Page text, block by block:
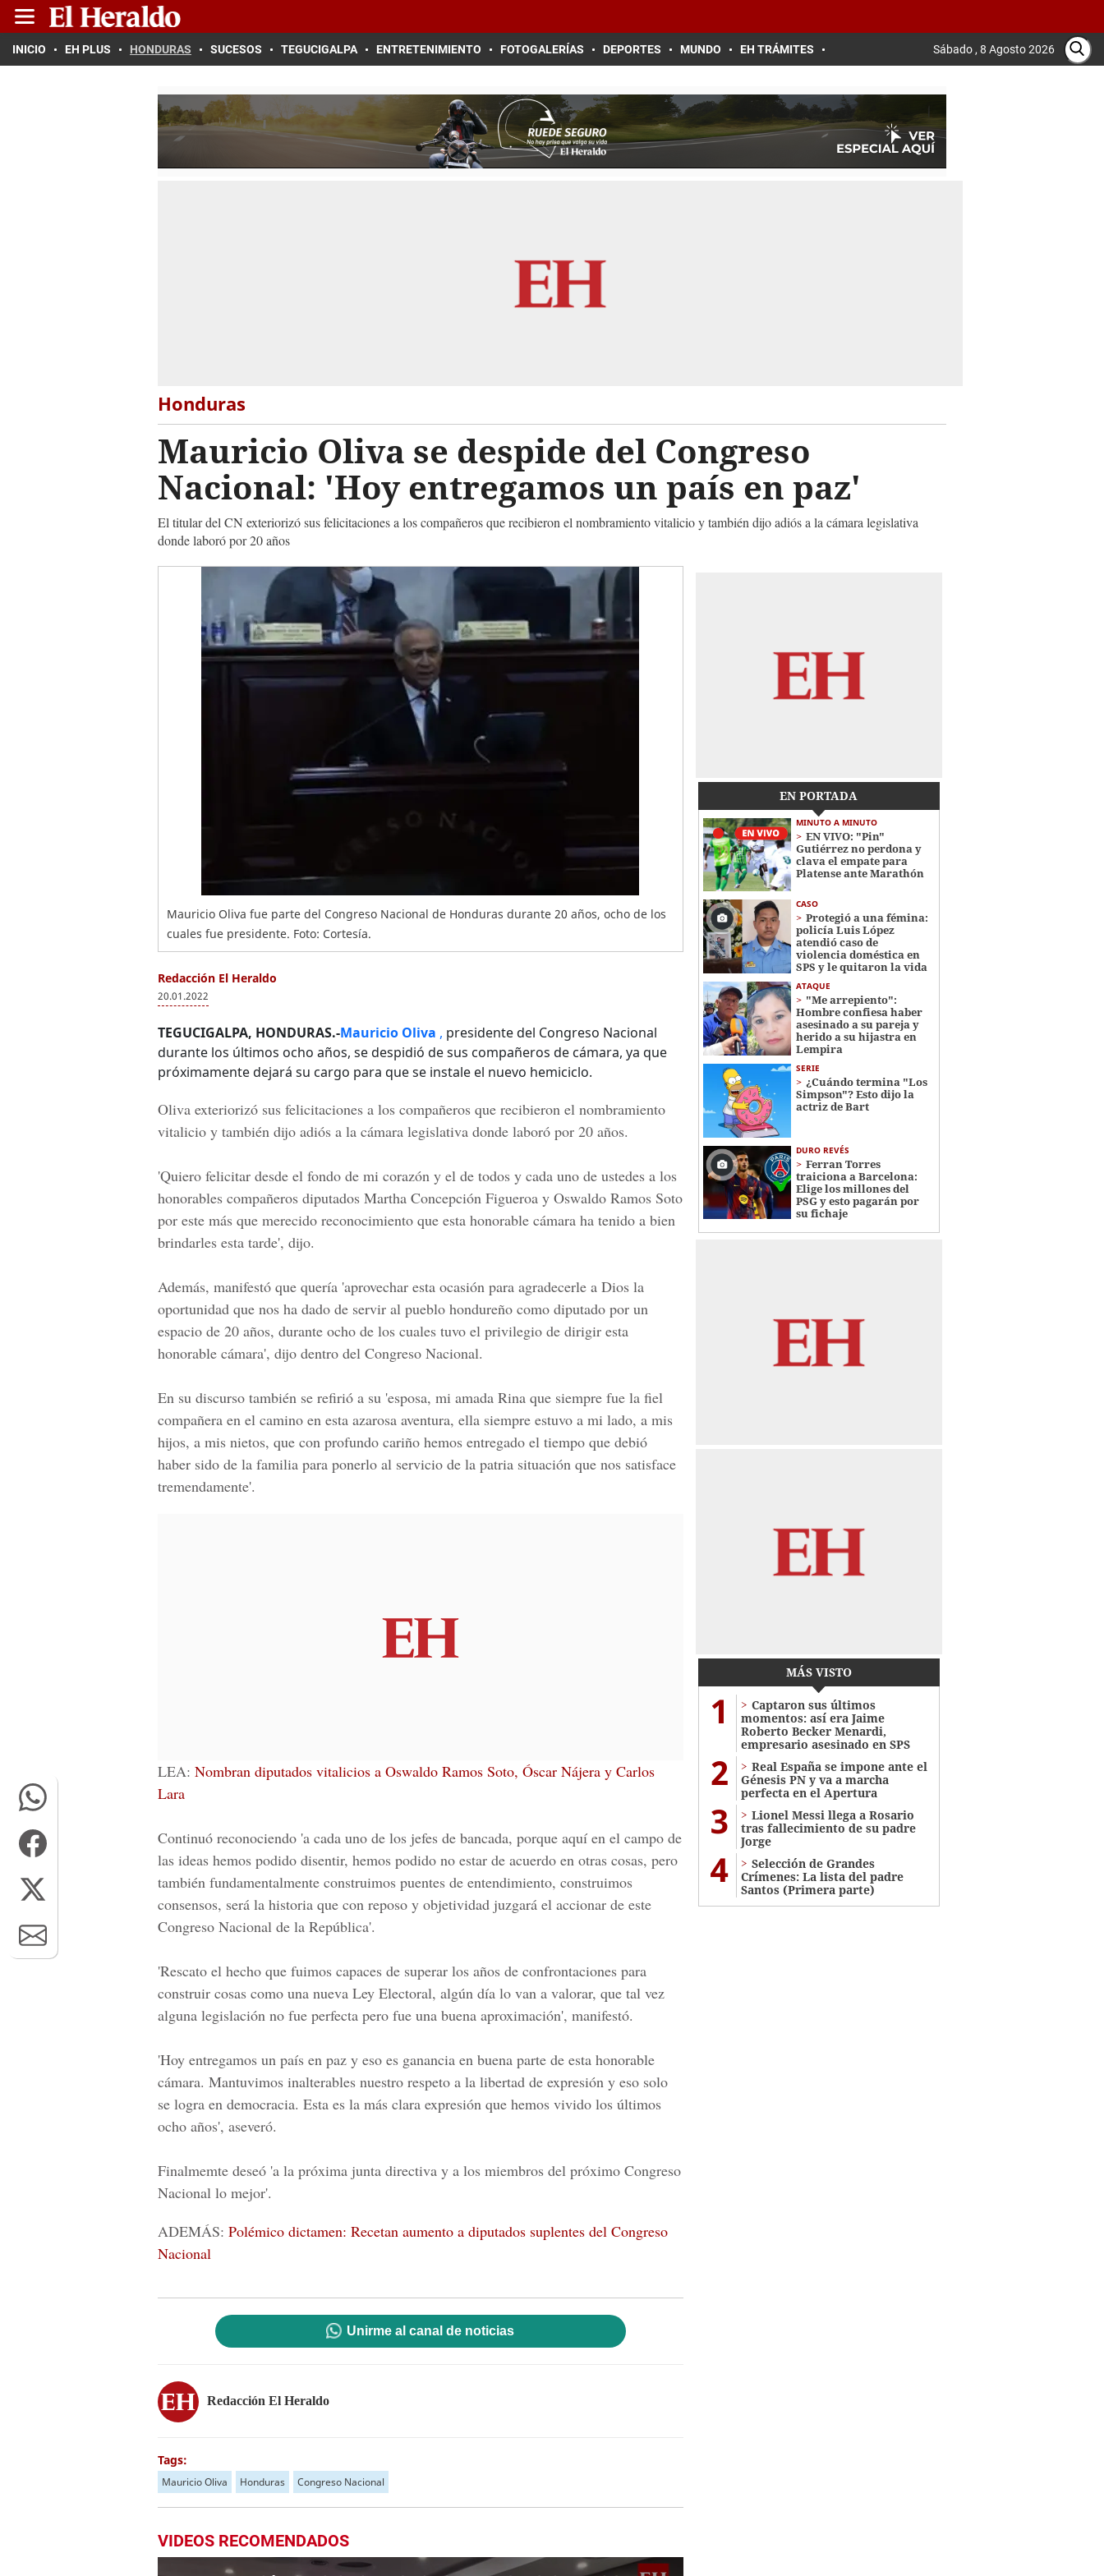
INICIO EH PLUS HONDURAS SUCESOS TEGUCIGALPA ENTRETENIMIENTO FOTOGALERÍAS DEPORTES MUNDO EH TRÁMITES Sábado , 8 Agosto 2026
Honduras
Mauricio Oliva se despide del Congreso
Nacional: 'Hoy entregamos un país en paz'
El titular del CN exteriorizó sus felicitaciones a los compañeros que recibieron el nombramiento vitalicio y también dijo adiós a la cámara legislativa
donde laboró por 20 años
Mauricio Oliva fue parte del Congreso Nacional de Honduras durante 20 años, ocho de los
cuales fue presidente. Foto: Cortesía.
Redacción El Heraldo
20.01.2022
TEGUCIGALPA, HONDURAS.-Mauricio Oliva , presidente del Congreso Nacional
durante los últimos ocho años, se despidió de sus compañeros de cámara, ya que
próximamente dejará su cargo para que se instale el nuevo hemiciclo.
Oliva exteriorizó sus felicitaciones a los compañeros que recibieron el nombramiento
vitalicio y también dijo adiós a la cámara legislativa donde laboró por 20 años.
'Quiero felicitar desde el fondo de mi corazón y el de todos y cada uno de ustedes a los
honorables compañeros diputados Martha Concepción Figueroa y Oswaldo Ramos Soto
por este más que merecido reconocimiento que esta honorable cámara ha tenido a bien
brindarles esta tarde', dijo.
Además, manifestó que quería 'aprovechar esta ocasión para agradecerle a Dios la
oportunidad que nos ha dado de servir al pueblo hondureño como diputado por un
espacio de 20 años, durante ocho de los cuales tuvo el privilegio de dirigir esta
honorable cámara', dijo dentro del Congreso Nacional.
En su discurso también se refirió a su 'esposa, mi amada Rina que siempre fue la fiel
compañera en el camino en esta azarosa aventura, ella siempre estuvo a mi lado, a mis
hijos, a mis nietos, que con profundo cariño hemos entregado el tiempo que debió
haber sido de la familia para ponerlo al servicio de la patria situación que nos satisface
tremendamente'.
LEA: Nombran diputados vitalicios a Oswaldo Ramos Soto, Óscar Nájera y Carlos
Lara
Continuó reconociendo 'a cada uno de los jefes de bancada, porque aquí en el campo de
las ideas hemos podido disentir, hemos podido no estar de acuerdo en otras cosas, pero
también fundamentalmente construimos puentes de entendimiento, construimos
consensos, será la historia que con reposo y objetividad juzgará el accionar de este
Congreso Nacional de la República'.
'Rescato el hecho que fuimos capaces de superar los años de confrontaciones para
construir cosas como una nueva Ley Electoral, algún día lo van a valorar, que tal vez
alguna legislación no fue perfecta pero fue una buena aproximación', manifestó.
'Hoy entregamos un país en paz y eso es ganancia en buena parte de esta honorable
cámara. Mantuvimos inalterables nuestro respeto a la libertad de expresión y eso solo
se logra en democracia. Esta es la más clara expresión que hemos vivido los últimos
ocho años', aseveró.
Finalmemte deseó 'a la próxima junta directiva y a los miembros del próximo Congreso
Nacional lo mejor'.
ADEMÁS: Polémico dictamen: Recetan aumento a diputados suplentes del Congreso
Nacional
Unirme al canal de noticias
Redacción El Heraldo
Tags:
Mauricio Oliva Honduras Congreso Nacional
VIDEOS RECOMENDADOS
EN PORTADA
MINUTO A MINUTO
EN VIVO: "Pin"
Gutiérrez no perdona y
clava el empate para
Platense ante Marathón
CASO
Protegió a una fémina:
policía Luis López
atendió caso de
violencia doméstica en
SPS y le quitaron la vida
ATAQUE
"Me arrepiento":
Hombre confiesa haber
asesinado a su pareja y
herido a su hijastra en
Lempira
SERIE
¿Cuándo termina "Los
Simpson"? Esto dijo la
actriz de Bart
DURO REVÉS
Ferran Torres
traiciona a Barcelona:
Elige los millones del
PSG y esto pagarán por
su fichaje
MÁS VISTO
1
Captaron sus últimos
momentos: así era Jaime
Roberto Becker Menardi​​​,
empresario asesinado en SPS
2
Real España se impone ante el
Génesis PN y va a marcha
perfecta en el Apertura
3
Lionel Messi llega a Rosario
tras fallecimiento de su padre
Jorge
4
Selección de Grandes
Crímenes: La lista del padre
Santos (Primera parte)